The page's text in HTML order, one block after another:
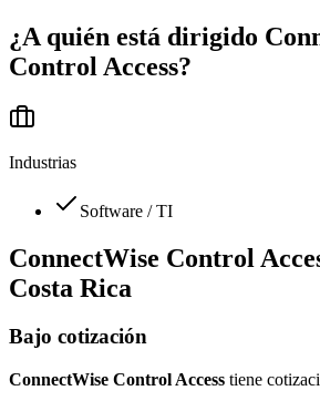
¿A quién está dirigido
Control Access?
Industrias
Software / TI
ConnectWise Control
Costa Rica
Bajo cotización
ConnectWise Control Access tiene